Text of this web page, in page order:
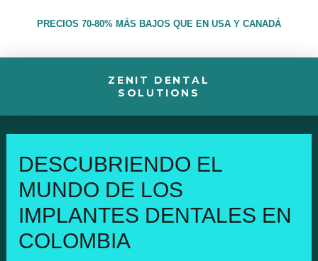
PRECIOS 70-80% MÁS BAJOS QUE EN USA Y CANADÁ
ZENIT DENTAL
SOLUTIONS
DESCUBRIENDO EL
MUNDO DE LOS
IMPLANTES DENTALES EN
COLOMBIA
entradas